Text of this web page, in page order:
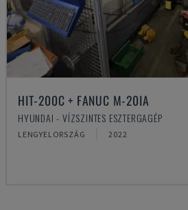
HIT-200C + FANUC M-20IA
HYUNDAI - VÍZSZINTES ESZTERGAGÉP
LENGYELORSZÁG 2022